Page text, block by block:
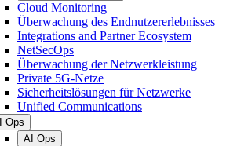
Cloud Monitoring
Überwachung des Endnutzererlebnisses
Integrations and Partner Ecosystem
NetSecOps
Überwachung der Netzwerkleistung
Private 5G-Netze
Sicherheitslösungen für Netzwerke
Unified Communications
Ops
AI Ops